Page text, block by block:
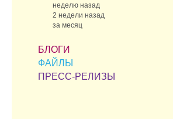
неделю назад
2 недели назад
за месяц
БЛОГИ
ФАЙЛЫ
ПРЕСС-РЕЛИЗЫ